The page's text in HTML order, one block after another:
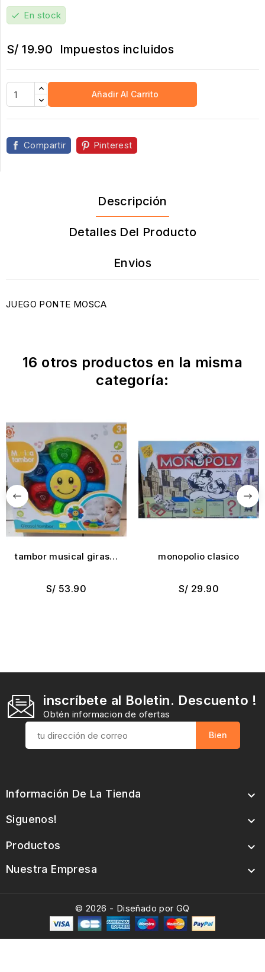
check En stock
S/ 19.90 Impuestos incluidos
Añadir Al Carrito
Compartir Pinterest
Descripción
Detalles Del Producto
Envios
JUEGO PONTE MOSCA
16 otros productos en la misma
categoría:
tambor musical girasol
S/ 53.90
monopolio clasico
S/ 29.90
inscríbete al Boletin. Descuento !
Obtén informacion de ofertas
Información De La Tienda 
Siguenos! 
Productos 
Nuestra Empresa 
© 2026 - Diseñado por GQ